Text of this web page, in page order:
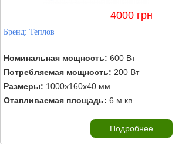
4000 грн
Бренд: Теплов
Номинальная мощность: 600 Вт
Потребляемая мощность: 200 Вт
Размеры: 1000х160х40 мм
Отапливаемая площадь: 6 м кв.
Подробнее